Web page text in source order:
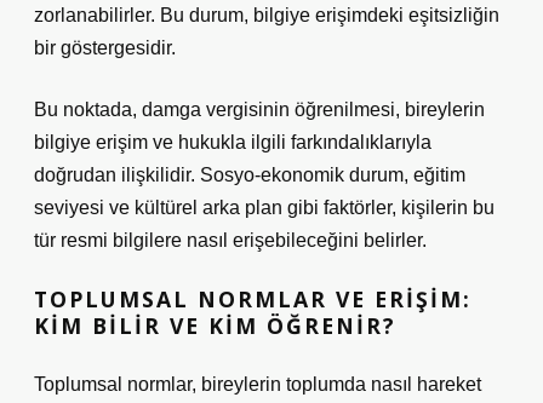
zorlanabilirler. Bu durum, bilgiye erişimdeki eşitsizliğin
bir göstergesidir.
Bu noktada, damga vergisinin öğrenilmesi, bireylerin
bilgiye erişim ve hukukla ilgili farkındalıklarıyla
doğrudan ilişkilidir. Sosyo-ekonomik durum, eğitim
seviyesi ve kültürel arka plan gibi faktörler, kişilerin bu
tür resmi bilgilere nasıl erişebileceğini belirler.
TOPLUMSAL NORMLAR VE ERIŞIM:
KIM BILIR VE KIM ÖĞRENIR?
Toplumsal normlar, bireylerin toplumda nasıl hareket